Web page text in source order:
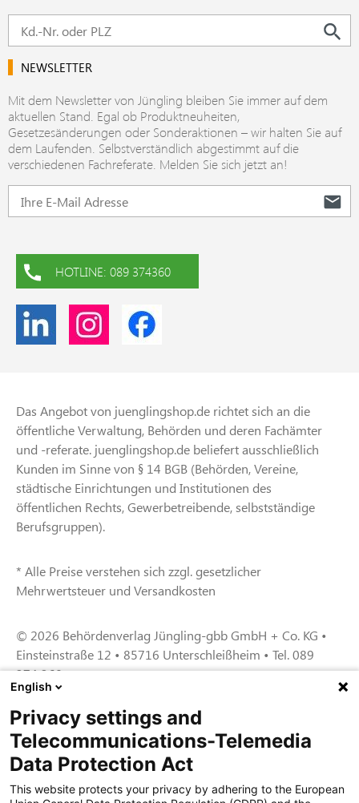
NEWSLETTER
Mit dem Newsletter von Jüngling bleiben Sie immer auf dem
aktuellen Stand. Egal ob Produktneuheiten,
Gesetzesänderungen oder Sonderaktionen – wir halten Sie auf
dem Laufenden. Selbstverständlich abgestimmt auf die
verschiedenen Fachreferate. Melden Sie sich jetzt an!
HOTLINE: 089 374360
Das Angebot von juenglingshop.de richtet sich an die
öffentliche Verwaltung, Behörden und deren Fachämter
und -referate. juenglingshop.de beliefert ausschließlich
Kunden im Sinne von § 14 BGB (Behörden, Vereine,
städtische Einrichtungen und Institutionen des
öffentlichen Rechts, Gewerbetreibende, selbstständige
Berufsgruppen).
* Alle Preise verstehen sich zzgl. gesetzlicher
Mehrwertsteuer und Versandkosten
© 2026 Behördenverlag Jüngling-gbb GmbH + Co. KG •
Einsteinstraße 12 • 85716 Unterschleißheim • Tel. 089
374 360
Zertifiziert für das Sicherheitsmanagem
entsystem unter TU4® durch TÜViT Essen
English
Privacy settings and
Telecommunications-Telemedia
Data Protection Act
This website protects your privacy by adhering to the European